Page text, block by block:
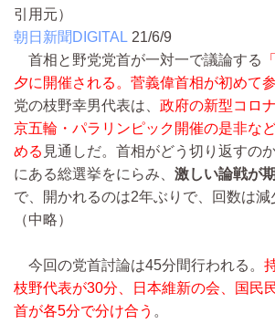
引用元）
朝日新聞DIGITAL 21/6/9
首相と野党党首が一対一で議論する
夕に開催される。菅義偉首相が初めて
党の枝野幸男代表は、 政府の新型コロ
京五輪・パラリンピック開催の是非な
める 見通しだ。首相がどう切り返すの
にある総選挙をにらみ、 激しい論戦が
で、開かれるのは2年ぶりで、回数は減
（中略）
今回の党首討論は45分間行われる。
枝野代表が30分、日本維新の会、国民
首が各5分で分け合う 。